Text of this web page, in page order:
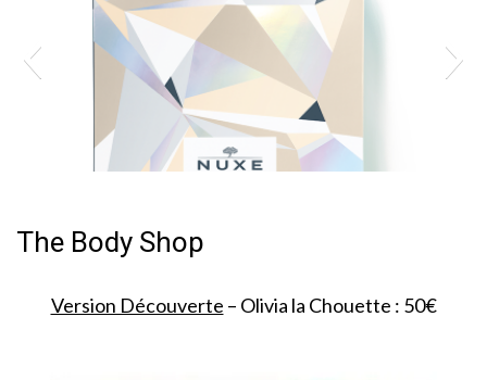
The Body Shop
Version Découverte – Olivia la Chouette : 50€